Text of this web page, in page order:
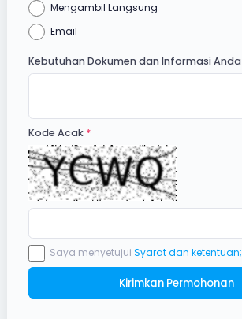
Mengambil Langsung
Email
Kebutuhan Dokumen dan Informasi Anda
Kode Acak
Saya menyetujui Syarat dan ketentuan;
Kirimkan Permohonan